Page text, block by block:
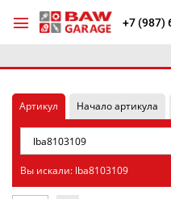
+7 (987)
Артикул Начало артикула
Вы искали: lba8103109